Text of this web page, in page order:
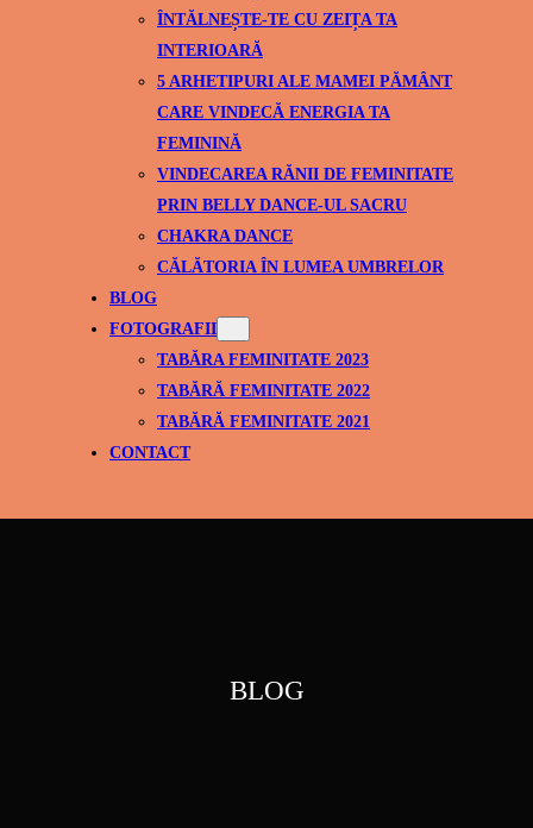
ÎNTĂLNEȘTE-TE CU ZEIȚA TA
INTERIOARĂ
5 ARHETIPURI ALE MAMEI PĂMÂNT
CARE VINDECĂ ENERGIA TA
FEMININĂ
VINDECAREA RĂNII DE FEMINITATE
PRIN BELLY DANCE-UL SACRU
CHAKRA DANCE
CĂLĂTORIA ÎN LUMEA UMBRELOR
BLOG
FOTOGRAFII
TABĂRA FEMINITATE 2023
TABĂRĂ FEMINITATE 2022
TABĂRĂ FEMINITATE 2021
CONTACT
BLOG